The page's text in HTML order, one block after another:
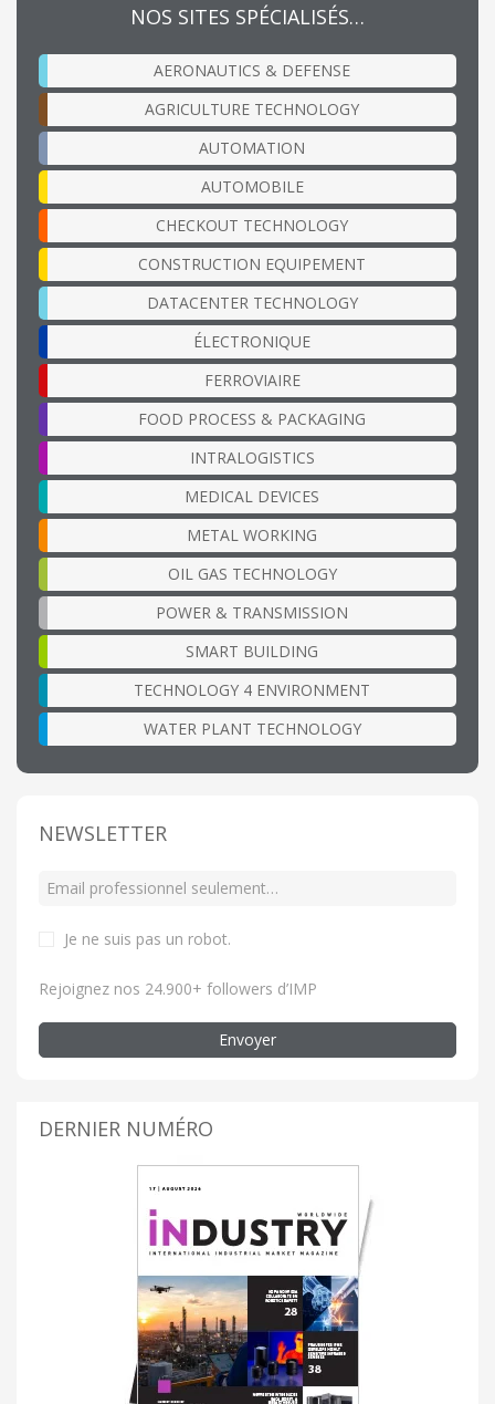
NOS SITES SPÉCIALISÉS…
AERONAUTICS & DEFENSE
AGRICULTURE TECHNOLOGY
AUTOMATION
AUTOMOBILE
CHECKOUT TECHNOLOGY
CONSTRUCTION EQUIPEMENT
DATACENTER TECHNOLOGY
ÉLECTRONIQUE
FERROVIAIRE
FOOD PROCESS & PACKAGING
INTRALOGISTICS
MEDICAL DEVICES
METAL WORKING
OIL GAS TECHNOLOGY
POWER & TRANSMISSION
SMART BUILDING
TECHNOLOGY 4 ENVIRONMENT
WATER PLANT TECHNOLOGY
NEWSLETTER
Je ne suis pas un robot.
Rejoignez nos 24.900+ followers d’IMP
Envoyer
DERNIER NUMÉRO